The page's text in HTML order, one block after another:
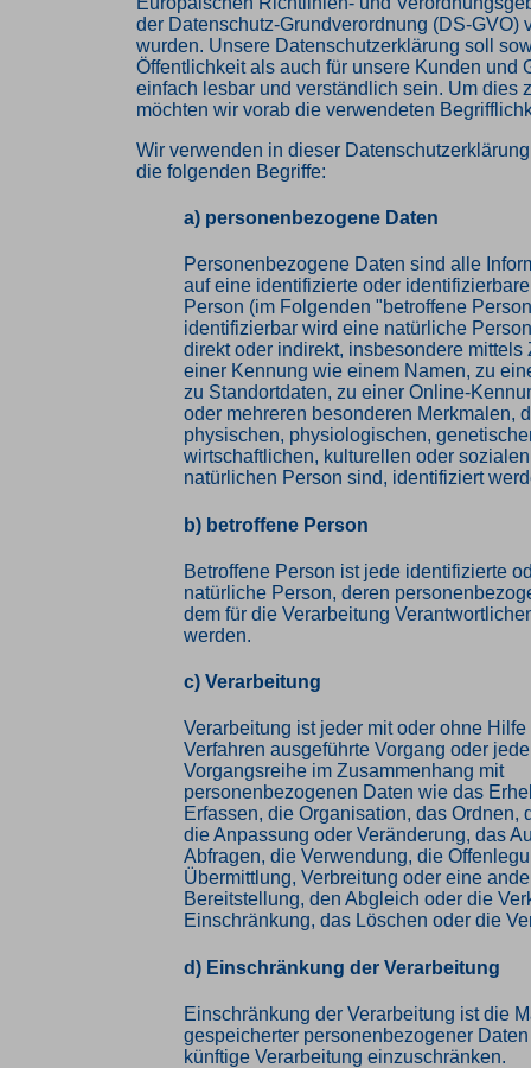
der Datenschutz-Grundverordnung (DS-GVO)
wurden. Unsere Datenschutzerklärung soll
Öffentlichkeit als auch für unsere Kunden und
einfach lesbar und verständlich sein. Um dies
möchten wir vorab die verwendeten
Wir verwenden in dieser
die folgenden Begriffe:
a) personenbezogene Daten
Personenbezogene Daten sind alle
auf eine identifizierte oder
Person (im Folgenden "betroffene
identifizierbar wird eine natürliche
direkt oder indirekt, insbesondere mittels
einer Kennung wie einem Namen, zu
zu Standortdaten, zu einer Online-
oder mehreren besonderen Merkmalen,
physischen, physiologischen,
wirtschaftlichen, kulturellen oder
natürlichen Person sind, identifiziert
b) betroffene Person
Betroffene Person ist jede identifizierte
natürliche Person, deren
dem für die Verarbeitung
werden.
c) Verarbeitung
Verarbeitung ist jeder mit oder ohne
Verfahren ausgeführte Vorgang oder
Vorgangsreihe im Zusammenhang mit
personenbezogenen Daten wie das
Erfassen, die Organisation, das Ordnen,
die Anpassung oder Veränderung, das
Abfragen, die Verwendung, die
Übermittlung, Verbreitung oder eine
Bereitstellung, den Abgleich oder die
Einschränkung, das Löschen oder die
d) Einschränkung der Verarbeitung
Einschränkung der Verarbeitung ist die
gespeicherter personenbezogener
künftige Verarbeitung einzuschränken.